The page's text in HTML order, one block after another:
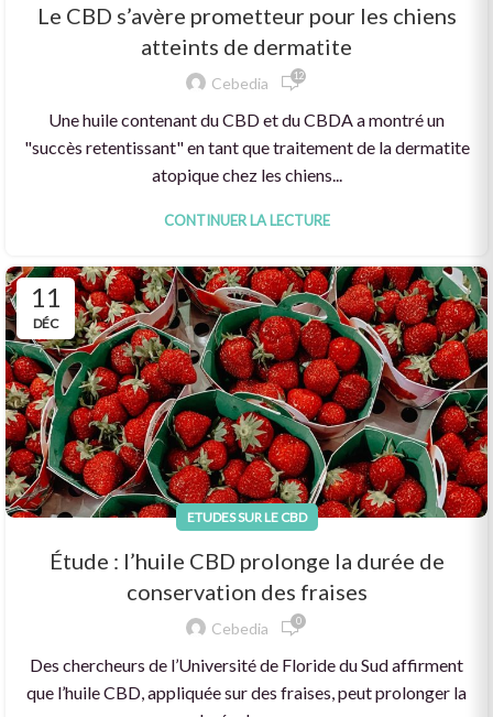
Le CBD s’avère prometteur pour les chiens
atteints de dermatite
Cebedia 12
Une huile contenant du CBD et du CBDA a montré un
"succès retentissant" en tant que traitement de la dermatite
atopique chez les chiens...
CONTINUER LA LECTURE
11
DÉC
ETUDES SUR LE CBD
Étude : l’huile CBD prolonge la durée de
conservation des fraises
Cebedia 0
Des chercheurs de l’Université de Floride du Sud affirment
que l’huile CBD, appliquée sur des fraises, peut prolonger la